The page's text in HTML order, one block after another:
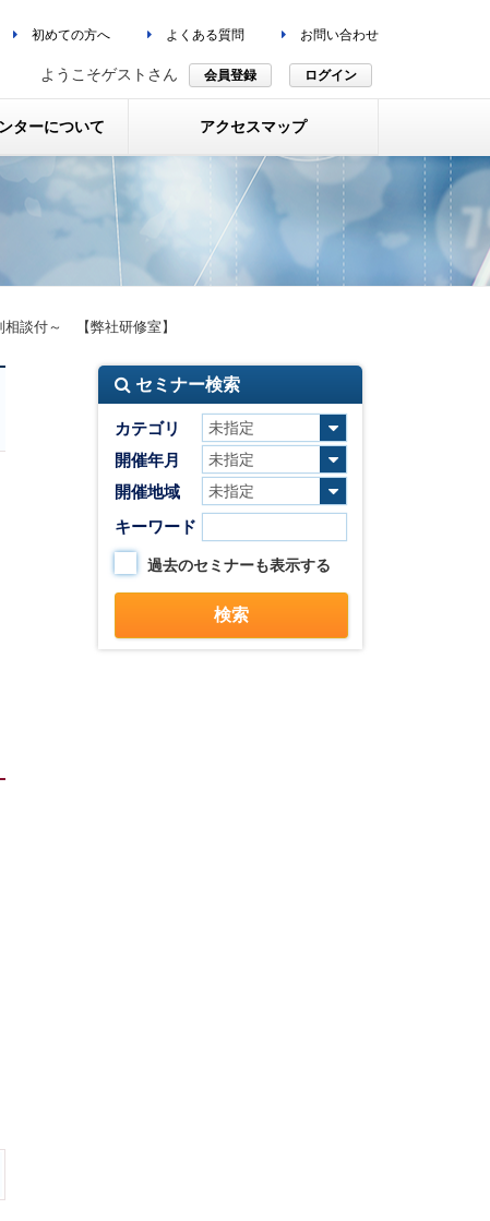
初めての方へ よくある質問 お問い合わせ
ようこそゲストさん 会員登録 ログイン
ターについて アクセスマップ
談付～ 【弊社研修室】
セミナー検索
カテゴリ
開催年月
開催地域
キーワード
過去のセミナーも表示する